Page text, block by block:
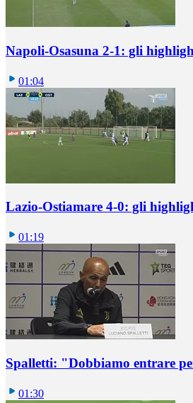
Napoli-Osasuna 2-1: gli
01:04
Lazio-Ostiamare 4-0: gli
01:19
Spalletti: "Dobbiamo entrare
01:30